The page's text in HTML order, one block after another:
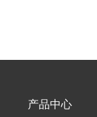
产品中心